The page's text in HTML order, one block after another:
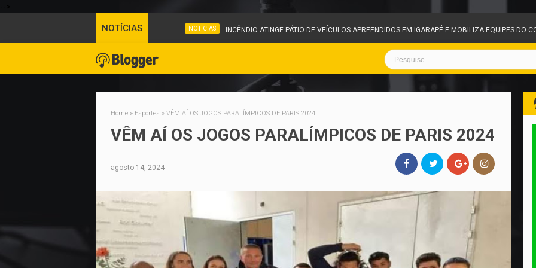
NOTÍCIAS NOTICIAS INCÊNDIO ATINGE PÁTIO DE VEÍCULOS APREENDIDOS EM IGARAPÉ E MOBILIZA EQUIPES DO
Home » Esportes » VÊM AÍ OS JOGOS PARALÍMPICOS DE PARIS 2024
VÊM AÍ OS JOGOS PARALÍMPICOS DE PARIS 2024
agosto 14, 2024